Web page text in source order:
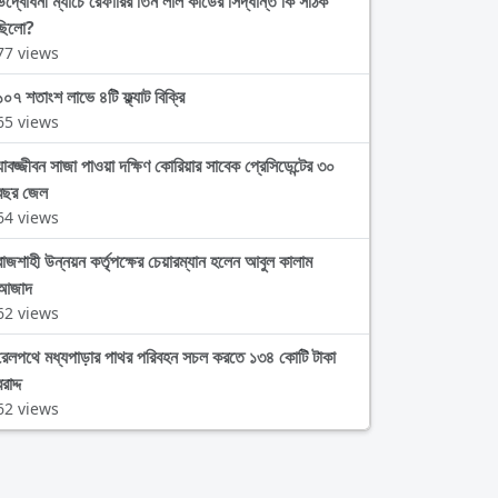
views
শতাংশ লাভে ৪টি ফ্ল্যাট বিক্রি
views
সাজা পাওয়া দক্ষিণ কোরিয়ার সাবেক প্রেসিডেন্টের ৩০
জেল
views
উন্নয়ন কর্তৃপক্ষের চেয়ারম্যান হলেন আবুল কালাম
views
মধ্যপাড়ার পাথর পরিবহন সচল করতে ১৩৪ কোটি টাকা
views